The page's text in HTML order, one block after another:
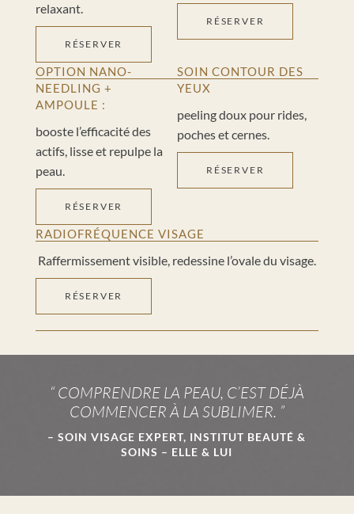
relaxant.
RÉSERVER
RÉSERVER
OPTION NANO-
NEEDLING +
AMPOULE :
booste l’efficacité des
actifs, lisse et repulpe la
peau.
RÉSERVER
SOIN CONTOUR DES
YEUX
peeling doux pour rides,
poches et cernes.
RÉSERVER
RADIOFRÉQUENCE VISAGE
Raffermissement visible, redessine l’ovale du visage.
RÉSERVER
“ COMPRENDRE LA PEAU, C’EST DÉJÀ
COMMENCER À LA SUBLIMER. ”
– SOIN VISAGE EXPERT, INSTITUT BEAUTÉ &
SOINS – ELLE & LUI